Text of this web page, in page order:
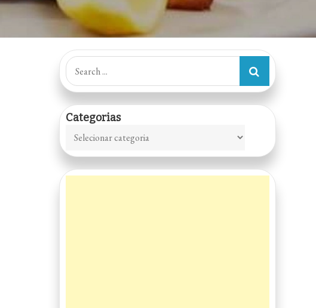
Search
for:
Categorias
Categorias